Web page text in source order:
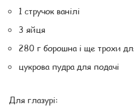
1 стручок ванілі
3 яйця
280 г борошна і ще трохи
цукрова пудра для подачі
Для глазурі: